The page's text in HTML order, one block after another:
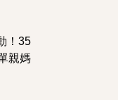
！35
親媽